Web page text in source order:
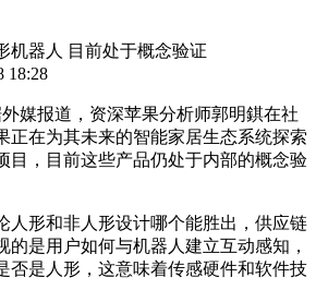
机器人 目前处于概念验证
18:28
报道，资深苹果分析师郭明錤在社
正在为其未来的智能家居生态系统探索
目，目前这些产品仍处于内部的概念验
形和非人形设计哪个能胜出，供应链
的是用户如何与机器人建立互动感知，
否是人形，这意味着传感硬件和软件技